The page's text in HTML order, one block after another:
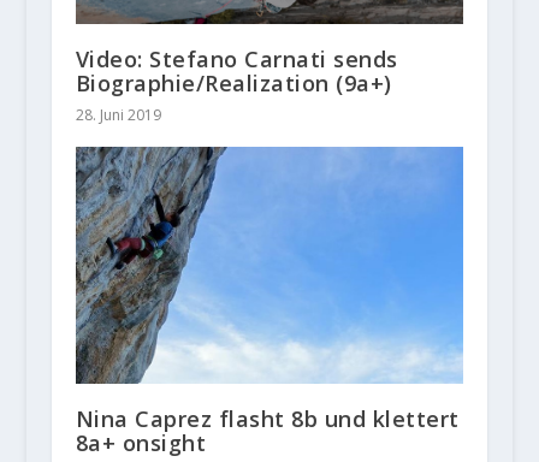
Video: Stefano Carnati sends
Biographie/Realization (9a+)
28. Juni 2019
Nina Caprez flasht 8b und klettert
8a+ onsight